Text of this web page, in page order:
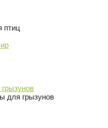
птиц
для грызунов